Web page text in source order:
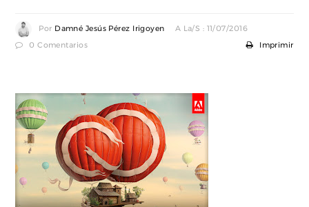
Por Damné Jesús Pérez Irigoyen A La/s : 11/07/2016
0 Comentarios Imprimir